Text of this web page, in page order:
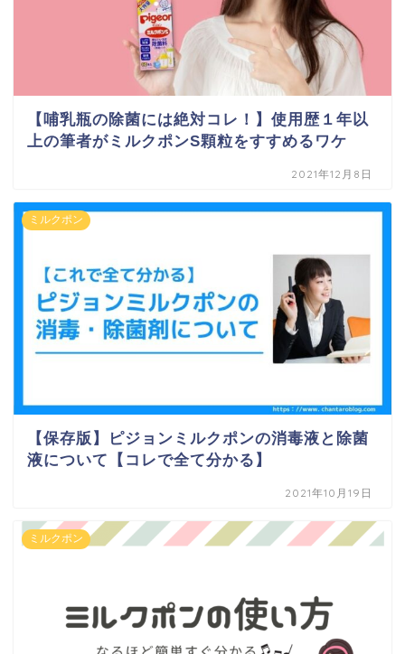
【哺乳瓶の除菌には絶対コレ！】使用歴１年以
上の筆者がミルクポンS顆粒をすすめるワケ
2021年12月8日
ミルクポン
【保存版】ピジョンミルクポンの消毒液と除菌
液について【コレで全て分かる】
2021年10月19日
ミルクポン